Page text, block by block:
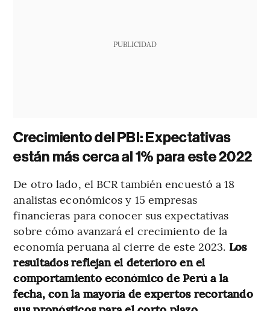
PUBLICIDAD
Crecimiento del PBI: Expectativas
están más cerca al 1% para este 2022
De otro lado, el BCR también encuestó a 18
analistas económicos y 15 empresas
financieras para conocer sus expectativas
sobre cómo avanzará el crecimiento de la
economía peruana al cierre de este 2023. Los
resultados reflejan el deterioro en el
comportamiento económico de Perú a la
fecha, con la mayoría de expertos recortando